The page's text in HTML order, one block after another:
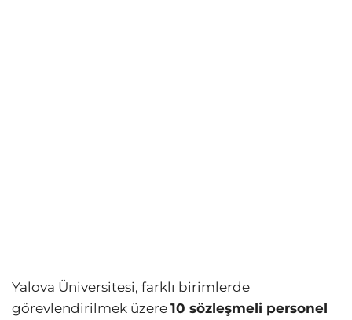
Yalova Üniversitesi, farklı birimlerde
görevlendirilmek üzere 10 sözleşmeli personel